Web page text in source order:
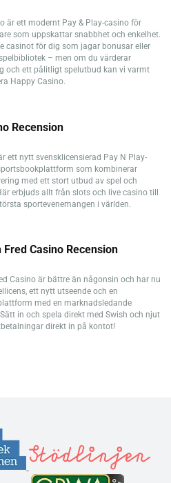
är ett modernt Pay & Play-casino för
som uppskattar snabbhet och enkelhet.
casinot för dig som jagar bonusar eller
– men om du värderar
och ett pålitligt spelutbud kan vi varmt
Happy Casino.
Recension
ett nytt svensklicensierad Pay N Play-
som kombinerar
med ett stort utbud av spel och
erbjuds allt från slots och live casino till
sportevenemangen i världen.
Fred Casino Recension
Casino är bättre än någonsin och har nu
ett nytt utseende och en
med en marknadsledande
in och spela direkt med Swish och njut
direkt in på kontot!